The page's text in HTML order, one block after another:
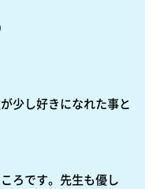
少し好きになれた事と
ろです。先生も優し